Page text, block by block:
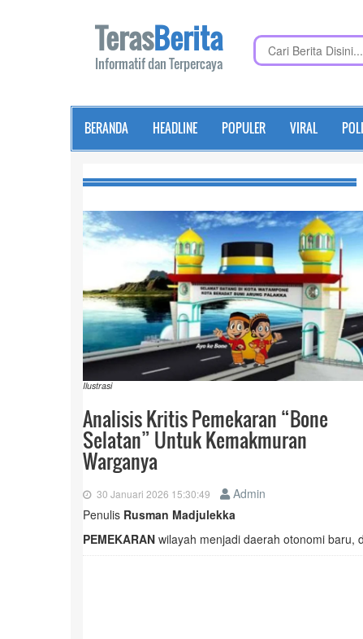
TerasBerita
Informatif dan Terpercaya
BERANDA HEADLINE POPULER VIRAL
Ilustrasi
Analisis Kritis Pemekaran “Bone
Selatan” Untuk Kemakmuran
Warganya
30 Januari 2026 15:30:49
Admin
Penulis Rusman Madjulekka
PEMEKARAN wilayah menjadi daerah otonomi baru,